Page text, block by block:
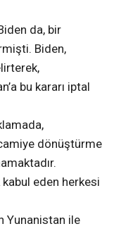
da, bir
Biden,
bu kararı iptal
camiye dönüştürme
kabul eden herkesi
Yunanistan ile